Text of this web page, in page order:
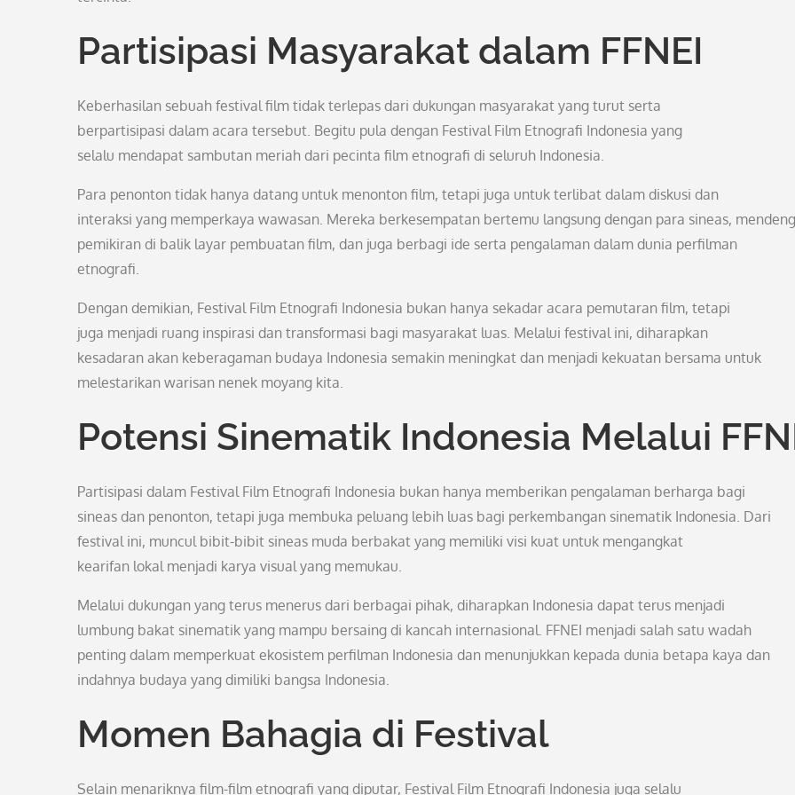
Partisipasi Masyarakat dalam FFNEI
Keberhasilan sebuah festival film tidak terlepas dari dukungan masyarakat yang turut serta
berpartisipasi dalam acara tersebut. Begitu pula dengan Festival Film Etnografi Indonesia yang
selalu mendapat sambutan meriah dari pecinta film etnografi di seluruh Indonesia.
Para penonton tidak hanya datang untuk menonton film, tetapi juga untuk terlibat dalam diskusi dan
interaksi yang memperkaya wawasan. Mereka berkesempatan bertemu langsung dengan para sineas,
pemikiran di balik layar pembuatan film, dan juga berbagi ide serta pengalaman dalam dunia perfilman
etnografi.
Dengan demikian, Festival Film Etnografi Indonesia bukan hanya sekadar acara pemutaran film, tetapi
juga menjadi ruang inspirasi dan transformasi bagi masyarakat luas. Melalui festival ini, diharapkan
kesadaran akan keberagaman budaya Indonesia semakin meningkat dan menjadi kekuatan bersama untuk
melestarikan warisan nenek moyang kita.
Potensi Sinematik Indonesia Melalui
Partisipasi dalam Festival Film Etnografi Indonesia bukan hanya memberikan pengalaman berharga bagi
sineas dan penonton, tetapi juga membuka peluang lebih luas bagi perkembangan sinematik Indonesia. Dari
festival ini, muncul bibit-bibit sineas muda berbakat yang memiliki visi kuat untuk mengangkat
kearifan lokal menjadi karya visual yang memukau.
Melalui dukungan yang terus menerus dari berbagai pihak, diharapkan Indonesia dapat terus menjadi
lumbung bakat sinematik yang mampu bersaing di kancah internasional. FFNEI menjadi salah satu wadah
penting dalam memperkuat ekosistem perfilman Indonesia dan menunjukkan kepada dunia betapa kaya dan
indahnya budaya yang dimiliki bangsa Indonesia.
Momen Bahagia di Festival
Selain menariknya film-film etnografi yang diputar, Festival Film Etnografi Indonesia juga selalu